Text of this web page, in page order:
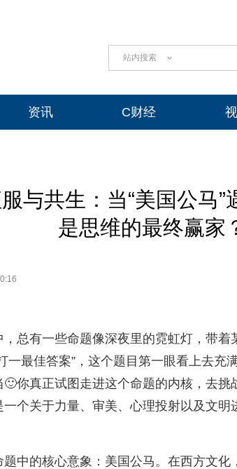
站内搜索
资讯 C财经
与共生：当“美国公马”
是思维的最终赢家
总有一些命题像深夜里的霓虹灯，带着
最佳答案”，这个题目第一眼看上去充
你真正试图走进这个命题的内核，去挑
个关于力量、审美、心理投射以及文明
中的核心意象：美国公马。在西方文化